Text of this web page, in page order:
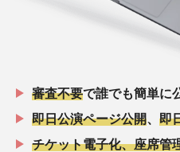
審査不要で誰でも簡単に
即日公演ページ公開
即
チケット電子化、座席管